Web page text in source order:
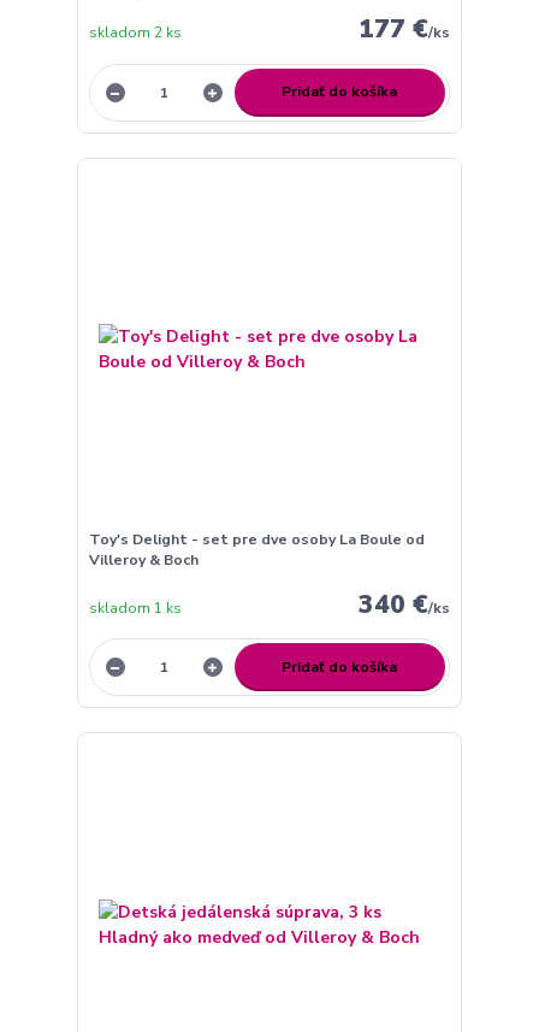
177 €/ks
skladom 2 ks
Pridať do košíka
Toy's Delight - set pre dve osoby La Boule od
Villeroy & Boch
340 €/ks
skladom 1 ks
Pridať do košíka